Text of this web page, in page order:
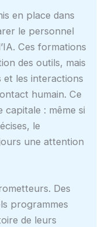
en place dans
le personnel
Ces formations
des outils, mais
et les interactions
humain. Ce
capitale : même si
le
une attention
Des
programmes
de leurs